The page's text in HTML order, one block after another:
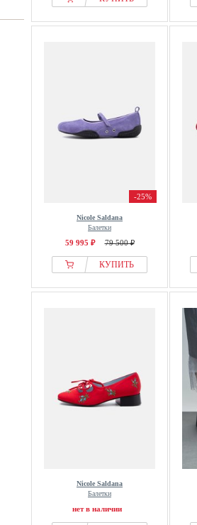
-25%
Nicole Saldana
Балетки
59 995 ₽ 79 500 ₽
КУПИТЬ
Nicole Saldana
Балетки
нет в наличии